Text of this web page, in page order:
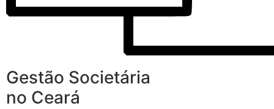
Gestão Societária
no Ceará